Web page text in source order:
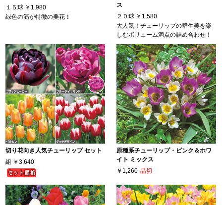
１５球 ￥1,980
緑色の筋が特徴の美花！
ス
２０球 ￥1,580
大人気！チューリップの群生美を楽
しむボリューム満点の詰め合わせ！
切り花向き人気チューリップ セット
組 ￥3,640
原種系チューリップ・ピンク＆ホワ
イト ミックス
￥1,260 品切